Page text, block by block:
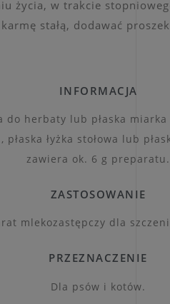
życia, w trakcie
stałą, dodawać
INFORMACJA
do herbaty lub płaska
łyżka stołowa lub
zawiera ok. 6 g preparatu.
ZASTOSOWANIE
mlekozastępczy dla
PRZEZNACZENIE
Dla psów i kotów.